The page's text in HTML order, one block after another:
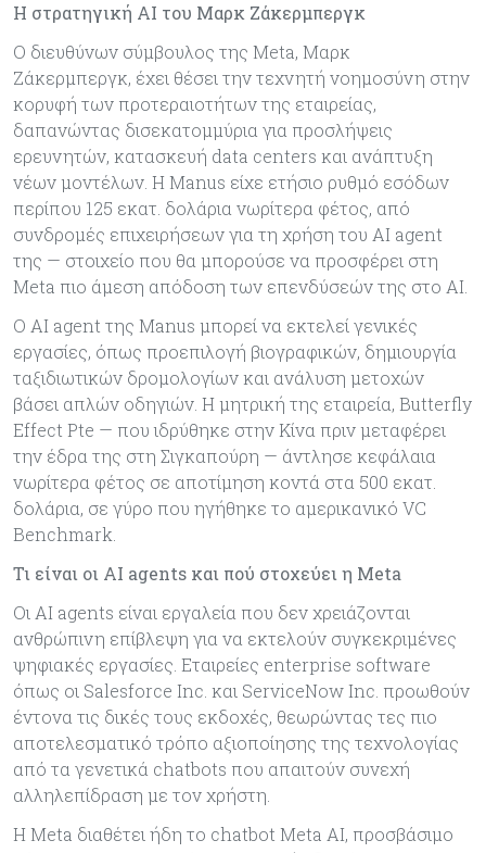
Η στρατηγική AI του Μαρκ Ζάκερμπεργκ
Ο διευθύνων σύμβουλος της Meta, Μαρκ
Ζάκερμπεργκ, έχει θέσει την τεχνητή νοημοσύνη στην
κορυφή των προτεραιοτήτων της εταιρείας,
δαπανώντας δισεκατομμύρια για προσλήψεις
ερευνητών, κατασκευή data centers και ανάπτυξη
νέων μοντέλων. Η Manus είχε ετήσιο ρυθμό εσόδων
περίπου 125 εκατ. δολάρια νωρίτερα φέτος, από
συνδρομές επιχειρήσεων για τη χρήση του AI agent
της — στοιχείο που θα μπορούσε να προσφέρει στη
Meta πιο άμεση απόδοση των επενδύσεών της στο AI.
Ο AI agent της Manus μπορεί να εκτελεί γενικές
εργασίες, όπως προεπιλογή βιογραφικών, δημιουργία
ταξιδιωτικών δρομολογίων και ανάλυση μετοχών
βάσει απλών οδηγιών. Η μητρική της εταιρεία, Butterfly
Effect Pte — που ιδρύθηκε στην Κίνα πριν μεταφέρει
την έδρα της στη Σιγκαπούρη — άντλησε κεφάλαια
νωρίτερα φέτος σε αποτίμηση κοντά στα 500 εκατ.
δολάρια, σε γύρο που ηγήθηκε το αμερικανικό VC
Benchmark.
Τι είναι οι AI agents και πού στοχεύει η Meta
Οι AI agents είναι εργαλεία που δεν χρειάζονται
ανθρώπινη επίβλεψη για να εκτελούν συγκεκριμένες
ψηφιακές εργασίες. Εταιρείες enterprise software
όπως οι Salesforce Inc. και ServiceNow Inc. προωθούν
έντονα τις δικές τους εκδοχές, θεωρώντας τες πιο
αποτελεσματικό τρόπο αξιοποίησης της τεχνολογίας
από τα γενετικά chatbots που απαιτούν συνεχή
αλληλεπίδραση με τον χρήστη.
Η Meta διαθέτει ήδη το chatbot Meta AI, προσβάσιμο